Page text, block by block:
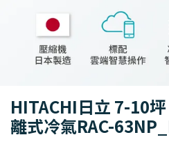
HITACHI日立 7-10
離式冷氣RAC-